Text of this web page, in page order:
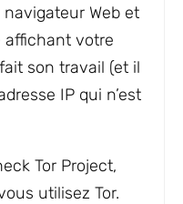
Web et
affichant votre
son travail (et il
IP qui n’est
Tor Project,
utilisez Tor.